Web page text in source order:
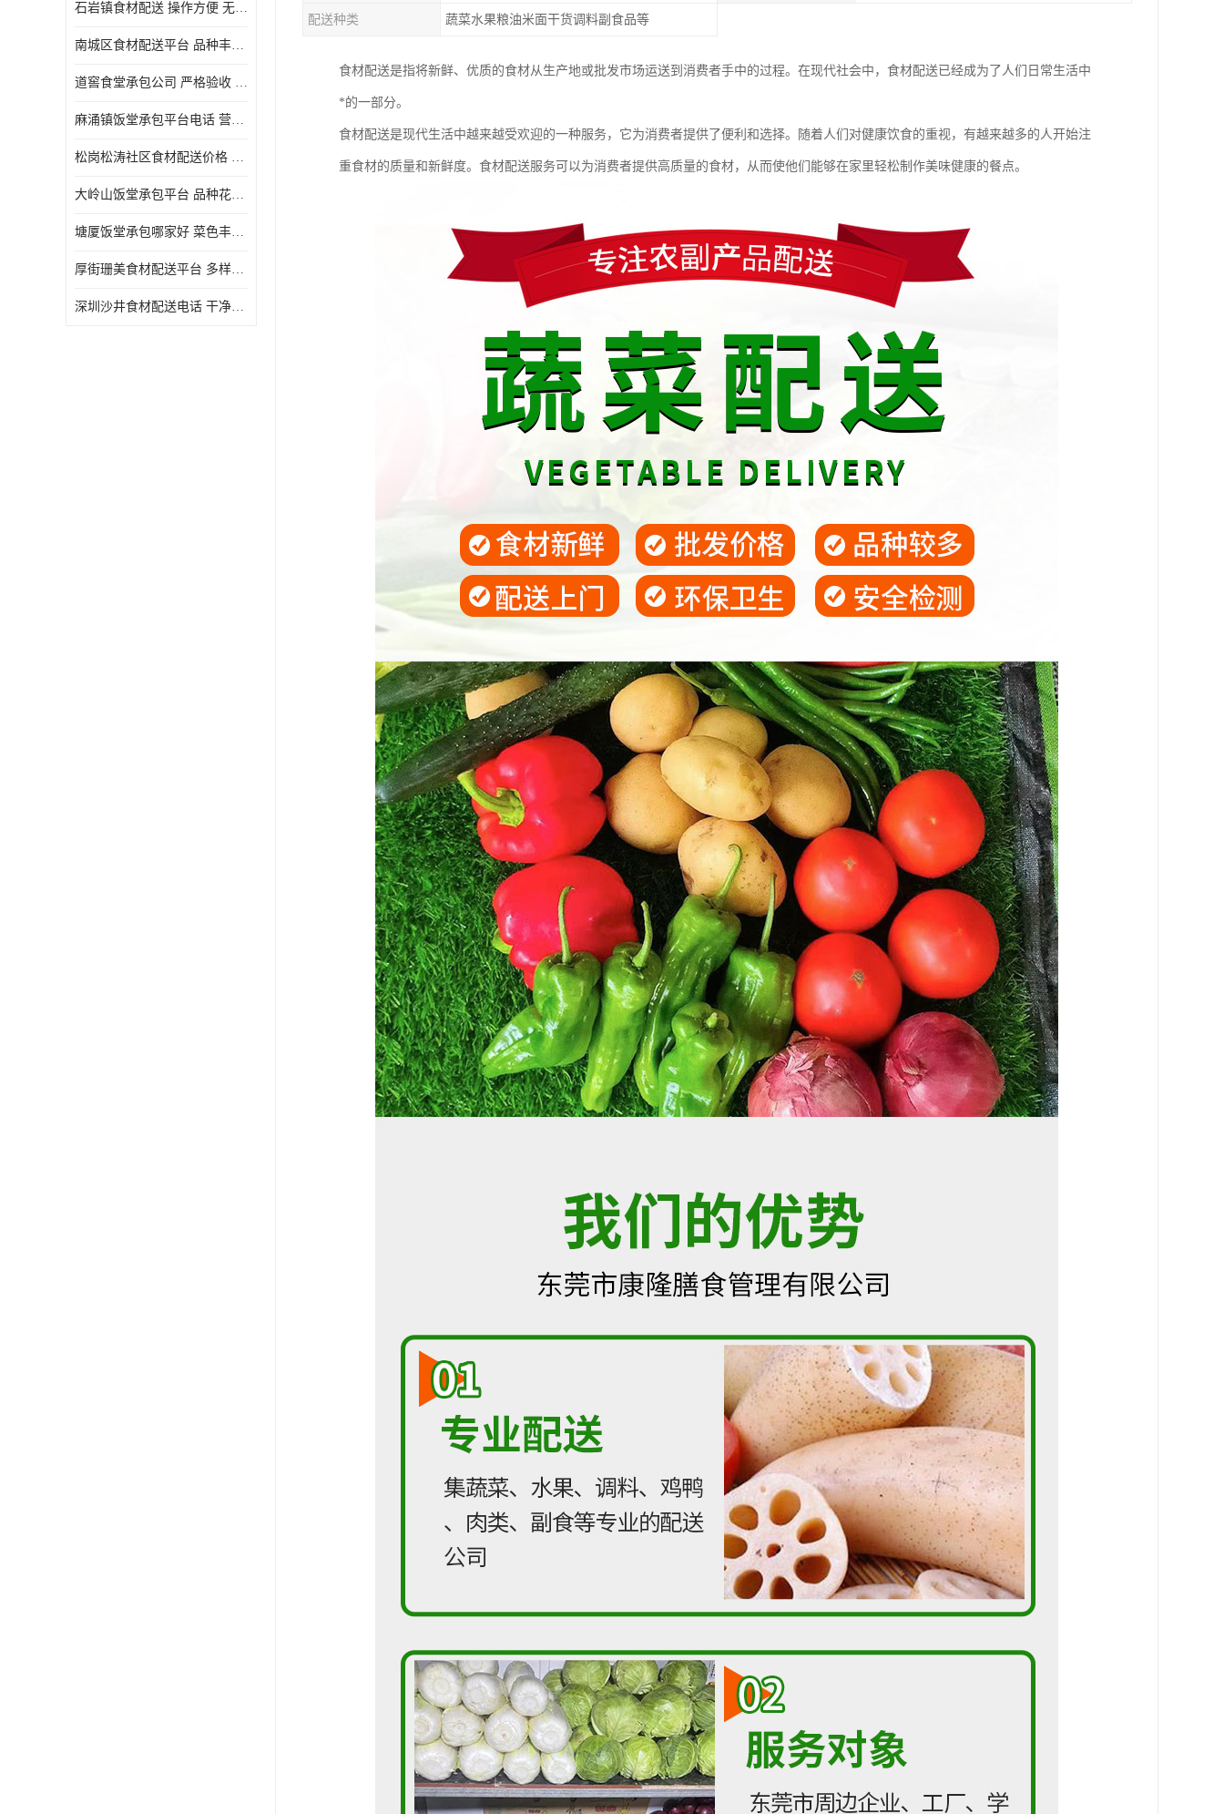
石岩镇食材配送 操作方便 无需亲自管理
南城区食材配送平台 品种丰富 配送时间较短
道窖食堂承包公司 严格验收 维持供膳品质稳定
麻涌镇饭堂承包平台电话 营养均衡 定期推出新菜式
松岗松涛社区食材配送价格 搭配均匀 菜式品种类别多
大岭山饭堂承包平台 品种花样丰富 定期推出新菜式
塘厦饭堂承包哪家好 菜色丰富 大幅度降低食材成本
厚街珊美食材配送平台 多样化选择 提高膳食质量
深圳沙井食材配送电话 干净卫生 无需亲自管理
配送种类 蔬菜水果粮油米面干货调料副食品等
食材配送是指将新鲜、优质的食材从生产地或批发市场运送到消费者手中的过程。在现代社会中，食材配送已经成为了人们日常生活中
*的一部分。
食材配送是现代生活中越来越受欢迎的一种服务，它为消费者提供了便利和选择。随着人们对健康饮食的重视，有越来越多的人开始注
重食材的质量和新鲜度。食材配送服务可以为消费者提供高质量的食材，从而使他们能够在家里轻松制作美味健康的餐点。